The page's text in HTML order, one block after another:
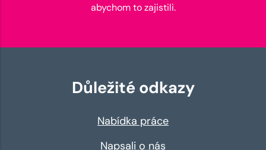
abychom to zajistili.
Důležité odkazy
Nabídka práce
Napsali o nás